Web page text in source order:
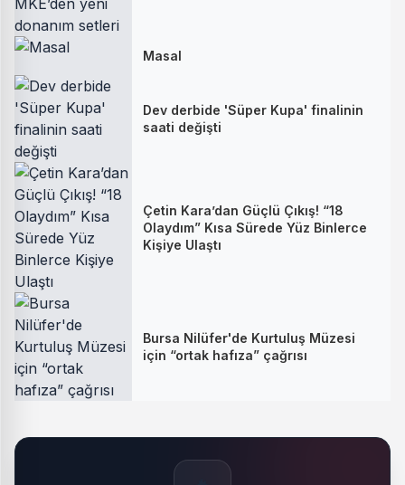
Masal
Dev derbide 'Süper Kupa' finalinin
saati değişti
Çetin Kara’dan Güçlü Çıkış! “18
Olaydım” Kısa Sürede Yüz Binlerce
Kişiye Ulaştı
Bursa Nilüfer'de Kurtuluş Müzesi
için “ortak hafıza” çağrısı